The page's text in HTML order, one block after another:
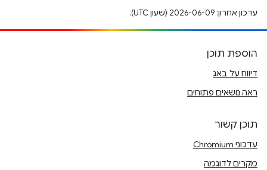
עדכון אחרון: 2026-06-09 (שעון UTC).
הוספת תוכן
דיווח על באג
ראה נושאים פתוחים
תוכן קשור
עדכוני Chromium
מקרים לדוגמה